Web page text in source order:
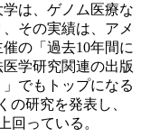
は、ゲノム医療な
その実績は、アメ
の「過去10年間に
学研究関連の出版
でもトップになる
の研究を発表し、
回っている。